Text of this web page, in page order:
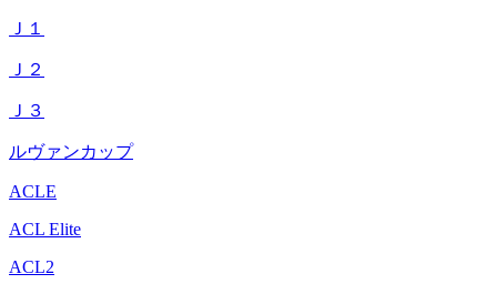
Ｊ１
Ｊ２
Ｊ３
ルヴァンカップ
ACLE
ACL Elite
ACL2